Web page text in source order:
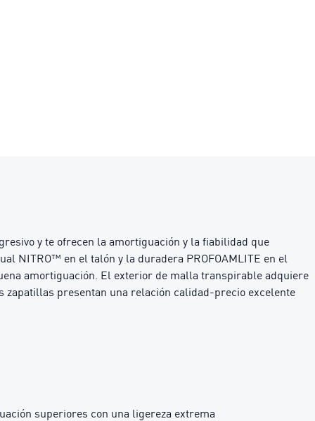
y te ofrecen la amortiguación y la fiabilidad que
NITRO™ en el talón y la duradera PROFOAMLITE en el
amortiguación. El exterior de malla transpirable adquiere
presentan una relación calidad-precio excelente
superiores con una ligereza extrema